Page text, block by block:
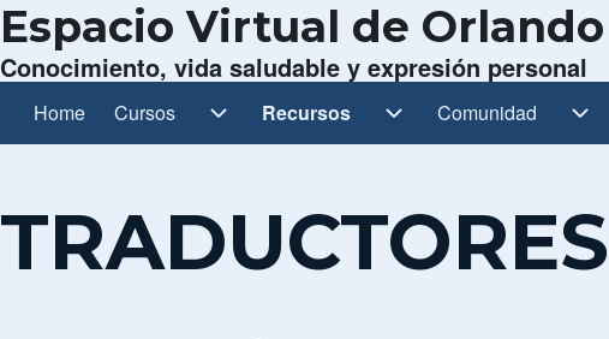
Espacio Virtual de
Conocimiento, vida saludable y expresión personal
Main navigation
Home Cursos
Cursos sub-navigationRecursos
Recursos sub-navigation
Comunidad
Comunidad sub-